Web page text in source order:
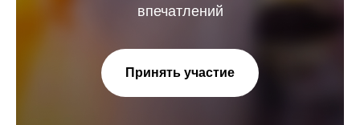
впечатлений
Принять участие